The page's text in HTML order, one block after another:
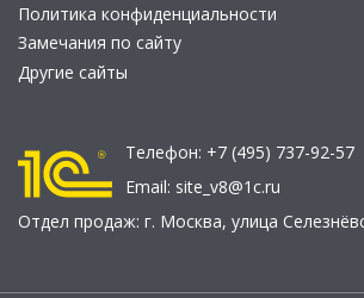
Политика конфиденциальности
Замечания по сайту
Другие сайты
Телефон: +7 (495) 737-92-57
Email: site_v8@1c.ru
Отдел продаж: г. Москва, улица